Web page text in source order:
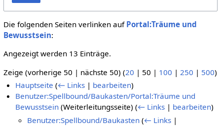
Die folgenden Seiten verlinken auf Portal:Träume und
Bewusstsein:
Angezeigt werden 13 Einträge.
Zeige (vorherige 50 | nächste 50) (20 | 50 | 100 | 250 | 500)
Hauptseite (← Links | bearbeiten)
Benutzer:Spellbound/Baukasten/Portal:Träume und
Bewusstsein (Weiterleitungsseite)(← Links | bearbeiten)
Benutzer:Spellbound/Baukasten (← Links |